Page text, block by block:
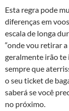
Esta regra pode
diferenças em
escala de longa
“onde vou retirar
geralmente irão
sempre que
o seu ticket de
saberá se você
no próximo.